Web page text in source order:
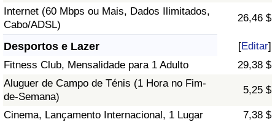
Internet (60 Mbps ou Mais, Dados Ilimitados,
Cabo/ADSL)
26,46 $
Desportos e Lazer [Editar]
Fitness Club, Mensalidade para 1 Adulto
29,38 $
Aluguer de Campo de Ténis (1 Hora no Fim-
de-Semana)
5,25 $
Cinema, Lançamento Internacional, 1 Lugar 7,38 $